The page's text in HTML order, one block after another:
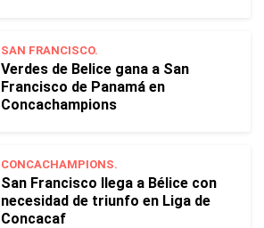
SAN FRANCISCO.
Verdes de Belice gana a San
Francisco de Panamá en
Concachampions
CONCACHAMPIONS.
San Francisco llega a Bélice con
necesidad de triunfo en Liga de
Concacaf